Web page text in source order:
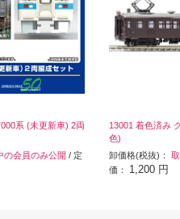
系 (未更新車) 2両
の会員のみ公開 / 定
13001 着色済み
色)
卸価格(税抜)：
価： 1,200 円